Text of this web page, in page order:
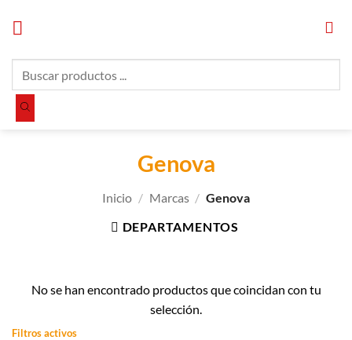
productos
Genova
Inicio / Marcas / Genova
DEPARTAMENTOS
No se han encontrado productos que coincidan con tu
selección.
Filtros activos